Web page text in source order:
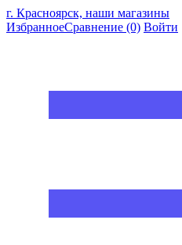
г. Красноярск, наши магазины
ИзбранноеСравнение (0) Войти